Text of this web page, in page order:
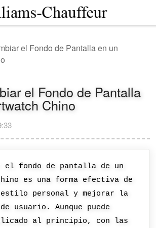
el Fondo de Pantalla en un
el Fondo de Pantalla
Chino
el fondo de pantalla de un
es una forma efectiva de
personal y mejorar la
usuario. Aunque puede
al principio, con las